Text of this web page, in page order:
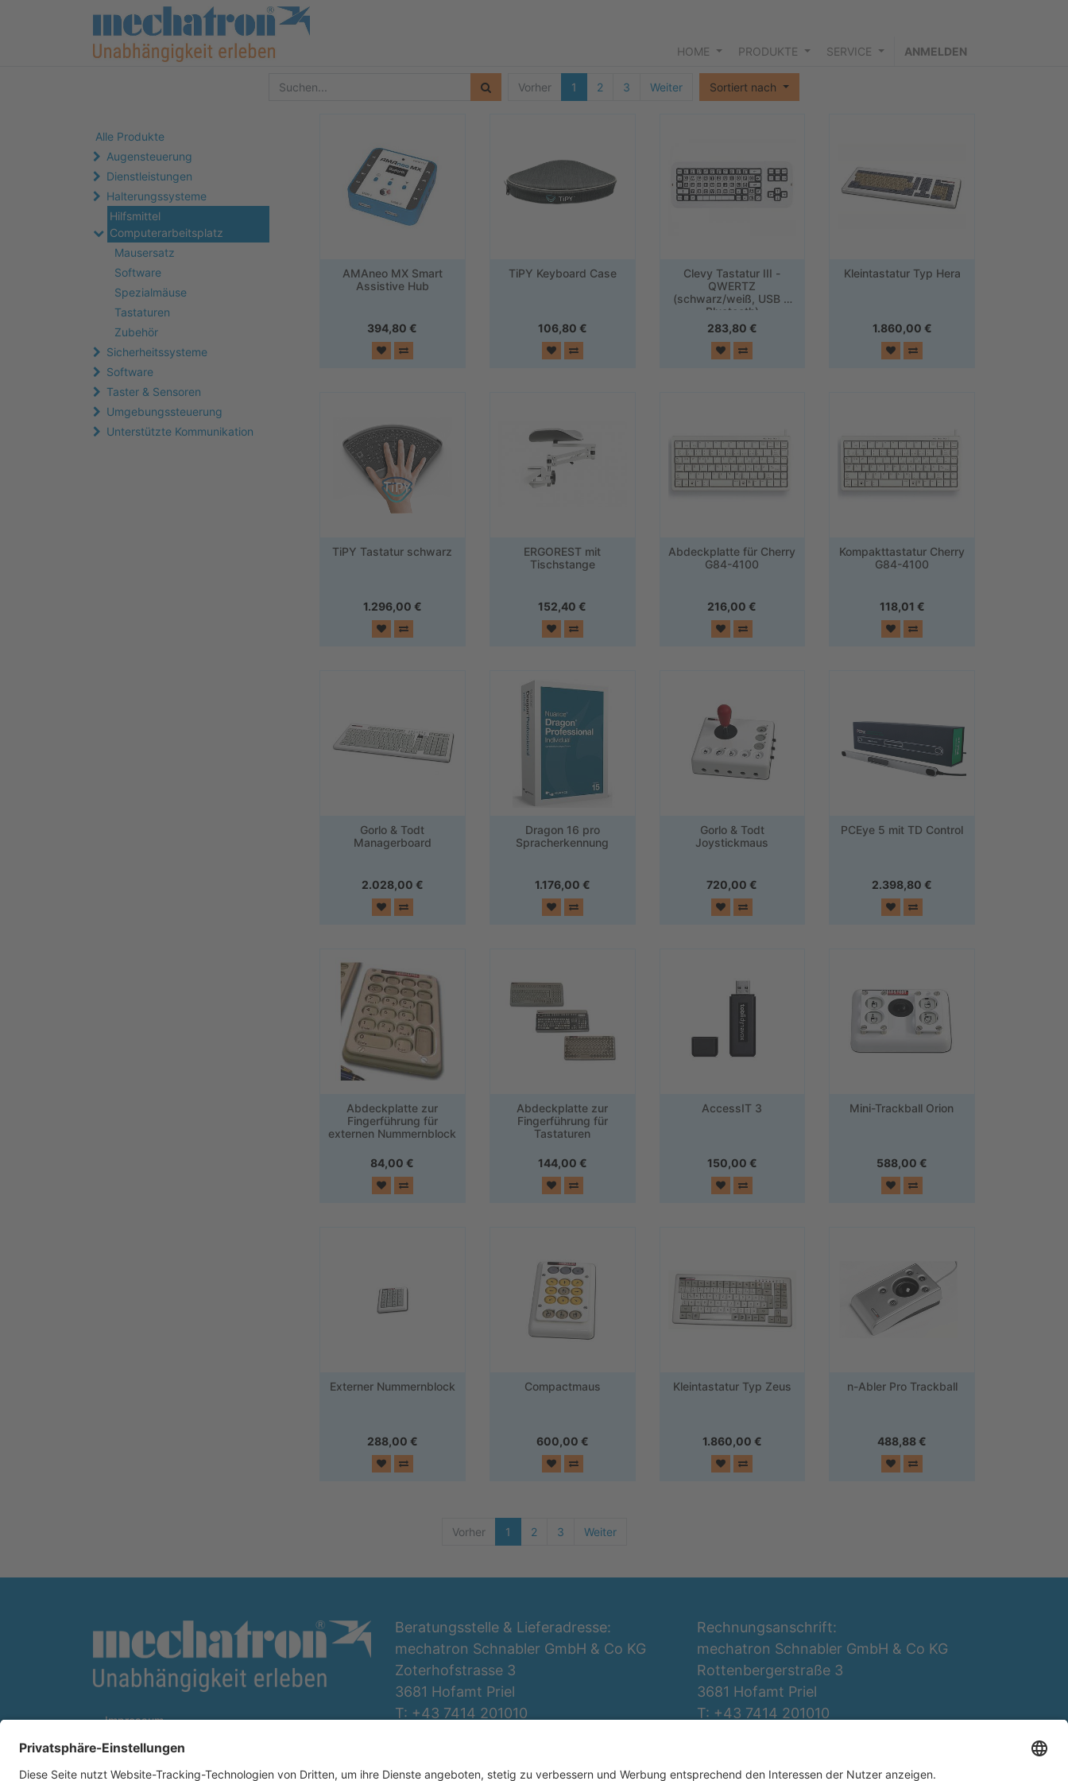
HOME PRODUKTE SERVICE ANMELDEN
Vorher 1 2 3 Weiter Sortiert nach
Alle Produkte
Augensteuerung
Dienstleistungen
Halterungssysteme
Hilfsmittel
Computerarbeitsplatz
Mausersatz
Software
Spezialmäuse
Tastaturen
Zubehör
Sicherheitssysteme
Software
Taster & Sensoren
Umgebungssteuerung
Unterstützte Kommunikation
AMAneo MX Smart
Assistive Hub
394,80 €
TiPY Keyboard Case
106,80 €
Clevy Tastatur III -
QWERTZ
(schwarz/weiß, USB &
Bluetooth)
283,80 €
Kleintastatur Typ Hera
1.860,00 €
TiPY Tastatur schwarz
1.296,00 €
ERGOREST mit
Tischstange
152,40 €
Abdeckplatte für Cherry
G84-4100
216,00 €
Kompakttastatur Cherry
G84-4100
118,01 €
Gorlo & Todt
Managerboard
2.028,00 €
Dragon 16 pro
Spracherkennung
1.176,00 €
Gorlo & Todt
Joystickmaus
720,00 €
PCEye 5 mit TD Control
2.398,80 €
Abdeckplatte zur
Fingerführung für
externen Nummernblock
84,00 €
Abdeckplatte zur
Fingerführung für
Tastaturen
144,00 €
AccessIT 3
150,00 €
Mini-Trackball Orion
588,00 €
Externer Nummernblock
288,00 €
Compactmaus
600,00 €
Kleintastatur Typ Zeus
1.860,00 €
n-Abler Pro Trackball
488,88 €
Vorher 1 2 3 Weiter
Impressum
Datenschutz
Beratungsstelle & Lieferadresse:
mechatron Schnabler GmbH & Co KG
Zoterhofstrasse 3
3681 Hofamt Priel
T: +43 7414 201010
Rechnungsanschrift:
mechatron Schnabler GmbH & Co KG
Rottenbergerstraße 3
3681 Hofamt Priel
T: +43 7414 201010